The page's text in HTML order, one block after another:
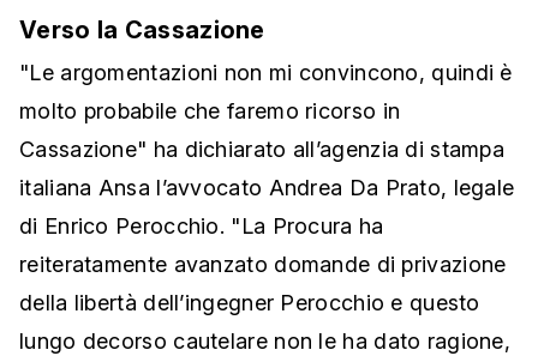
Verso la Cassazione
"Le argomentazioni non mi convincono, quindi è
molto probabile che faremo ricorso in
Cassazione" ha dichiarato all’agenzia di stampa
italiana Ansa l’avvocato Andrea Da Prato, legale
di Enrico Perocchio. "La Procura ha
reiteratamente avanzato domande di privazione
della libertà dell’ingegner Perocchio e questo
lungo decorso cautelare non le ha dato ragione,